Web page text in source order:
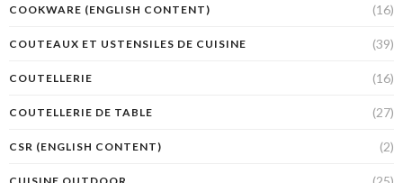
COOKWARE (ENGLISH CONTENT) (16)
COUTEAUX ET USTENSILES DE CUISINE (39)
COUTELLERIE (16)
COUTELLERIE DE TABLE (27)
CSR (ENGLISH CONTENT) (2)